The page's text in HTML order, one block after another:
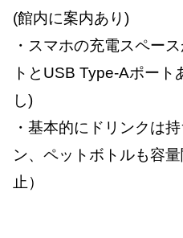
(館内に案内あり)
・スマホの充電スペー
トとUSB Type-Aポー
し)
・基本的にドリンクは
ン、ペットボトルも容
止）